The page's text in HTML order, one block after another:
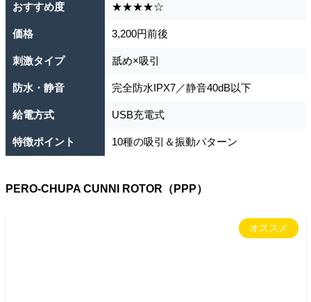
おすすめ度 ★★★★☆
価格 3,200円前後
刺激タイプ 舐め×吸引
防水・静音 完全防水IPX7／静音40dB以下
給電方式 USB充電式
特徴ポイント 10種の吸引＆振動パターン
PERO-CHUPA CUNNI ROTOR（PPP）
オススメ